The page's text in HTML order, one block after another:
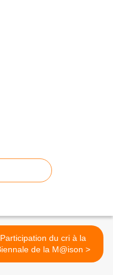
Participation du cri à la
Biennale de la M@ison >